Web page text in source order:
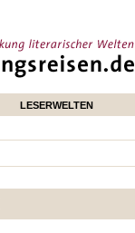
LESERWELTEN